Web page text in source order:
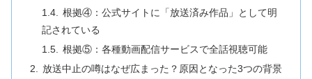
根拠④：公式サイトに「放送済み作品」として明
記されている
根拠⑤：各種動画配信サービスで全話視聴可能
放送中止の噂はなぜ広まった？原因となった3つの背景